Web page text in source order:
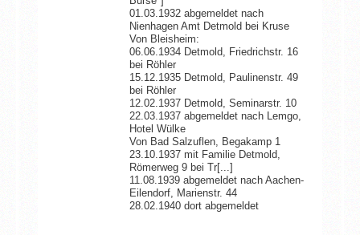
01.03.1932 abgemeldet nach
Nienhagen Amt Detmold bei Kruse
Von Bleisheim:
06.06.1934 Detmold, Friedrichstr. 16
bei Röhler
15.12.1935 Detmold, Paulinenstr. 49
bei Röhler
12.02.1937 Detmold, Seminarstr. 10
22.03.1937 abgemeldet nach Lemgo,
Hotel Wülke
Von Bad Salzuflen, Begakamp 1
23.10.1937 mit Familie Detmold,
Römerweg 9 bei Tr[...]
11.08.1939 abgemeldet nach Aachen-
Eilendorf, Marienstr. 44
28.02.1940 dort abgemeldet